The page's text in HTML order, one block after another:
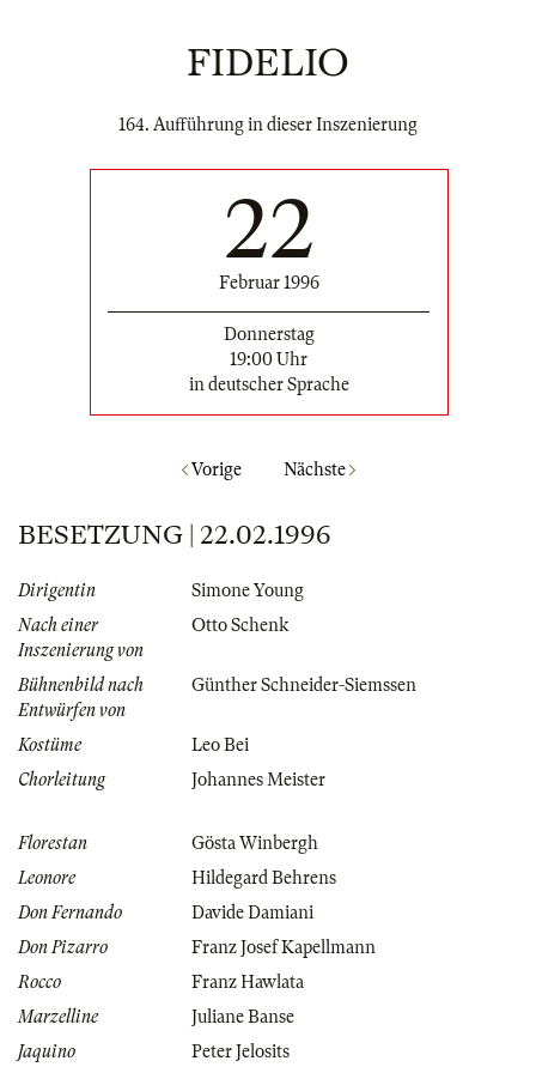
FIDELIO
164. Aufführung in dieser Inszenierung
22
Februar 1996
Donnerstag
19:00 Uhr
in deutscher Sprache
Vorige Nächste
BESETZUNG | 22.02.1996
Dirigentin
Simone Young
Nach einer
Inszenierung von
Otto Schenk
Bühnenbild nach
Entwürfen von
Günther Schneider-Siemssen
Kostüme
Leo Bei
Chorleitung
Johannes Meister
Florestan
Gösta Winbergh
Leonore
Hildegard Behrens
Don Fernando
Davide Damiani
Don Pizarro
Franz Josef Kapellmann
Rocco
Franz Hawlata
Marzelline
Juliane Banse
Jaquino
Peter Jelosits